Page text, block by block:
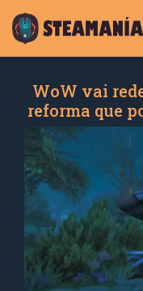
WoW vai
reforma que